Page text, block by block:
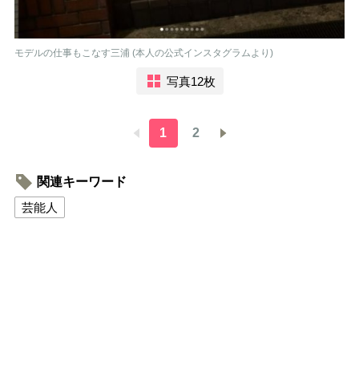
モデルの仕事もこなす三浦 (本人の公式インスタグラムより)
写真12枚
1 2
関連キーワード
芸能人